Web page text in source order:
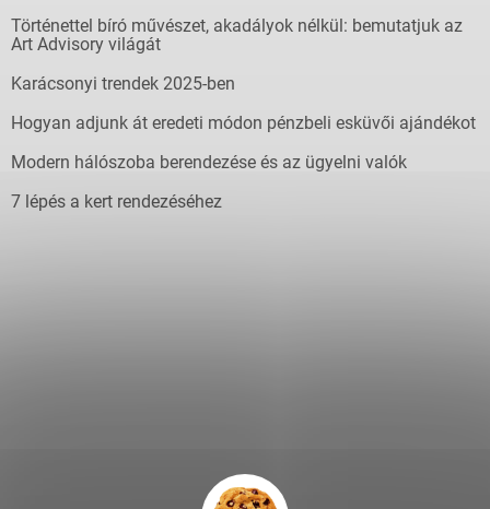
Történettel bíró művészet, akadályok nélkül: bemutatjuk az
Art Advisory világát
Karácsonyi trendek 2025-ben
Hogyan adjunk át eredeti módon pénzbeli esküvői ajándékot
Modern hálószoba berendezése és az ügyelni valók
7 lépés a kert rendezéséhez